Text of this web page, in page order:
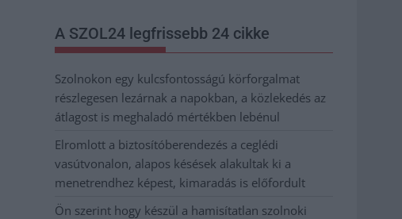
A SZOL24 legfrissebb 24 cikke
Szolnokon egy kulcsfontosságú körforgalmat
részlegesen lezárnak a napokban, a közlekedés az
átlagost is meghaladó mértékben lebénul
Elromlott a biztosítóberendezés a ceglédi
vasútvonalon, alapos késések alakultak ki a
menetrendhez képest, kimaradás is előfordult
Ön szerint hogy készül a hamisítatlan szolnoki